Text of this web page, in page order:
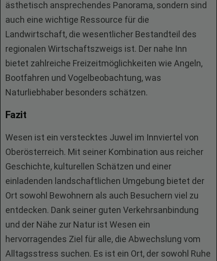
ästhetisch ansprechendes Panorama, sondern sind
auch eine wichtige Ressource für die
Landwirtschaft, die wesentlicher Bestandteil des
regionalen Wirtschaftszweigs ist. Der nahe Inn
bietet zahlreiche Freizeitmöglichkeiten wie Angeln,
Bootfahren und Vogelbeobachtung, was
Naturliebhaber besonders schätzen.
Fazit
Wesen ist ein verstecktes Juwel im Innviertel von
Oberösterreich. Mit seiner Kombination aus reicher
Geschichte, kulturellen Schätzen und einer
einladenden landschaftlichen Umgebung bietet der
Ort sowohl Bewohnern als auch Besuchern viel zu
entdecken. Dank seiner guten Verkehrsanbindung
und der Nähe zur Natur ist Wesen ein
hervorragendes Ziel für alle, die Abwechslung vom
Alltagsstress suchen. Es ist ein Ort, der sowohl Ruhe